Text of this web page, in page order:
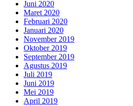
Juni 2020
Maret 2020
Februari 2020
Januari 2020
November 2019
Oktober 2019
September 2019
Agustus 2019
Juli 2019
Juni 2019
Mei 2019
April 2019